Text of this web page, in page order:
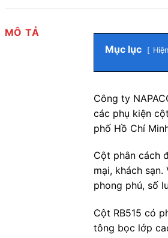
MÔ TẢ
Mục lục
Công ty
các phụ kiện
phố Hồ Chí
Cột phân cách
mại, khách
phong phú, số
Cột RB515 có
tông bọc lớp